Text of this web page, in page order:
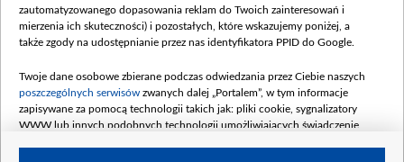
Dofinansowanie 900 000 000,00 PLN
Data podpisania umowy: LUTY 2026 (wpłata
kwiecień 180 mln, 7 maja 180 mln, 8
czerwca 90 mln)
Dofinansowanie 250 000 000,00 PLN
zautomatyzowanego dopasowania reklam do Twoich zainteresowań i
mierzenia ich skuteczności) i pozostałych, które wskazujemy poniżej, a
także zgody na udostępnianie przez nas identyfikatora PPID do Google.
Twoje dane osobowe zbierane podczas odwiedzania przez Ciebie naszych
poszczególnych serwisów zwanych dalej „Portalem”, w tym informacje
zapisywane za pomocą technologii takich jak: pliki cookie, sygnalizatory
WWW lub innych podobnych technologii umożliwiających świadczenie